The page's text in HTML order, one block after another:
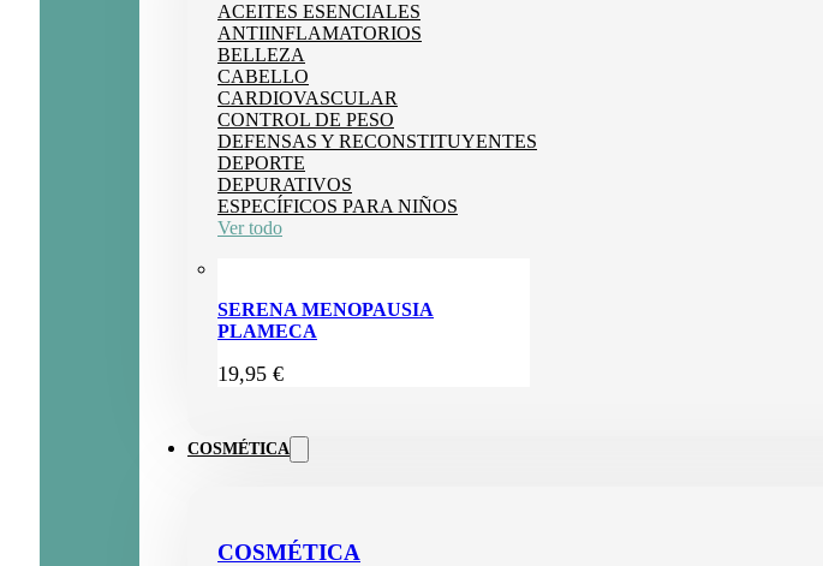
ACEITES ESENCIALES
ANTIINFLAMATORIOS
BELLEZA
CABELLO
CARDIOVASCULAR
CONTROL DE PESO
DEFENSAS Y RECONSTITUYENTES
DEPORTE
DEPURATIVOS
ESPECÍFICOS PARA NIÑOS
Ver todo
SERENA MENOPAUSIA
PLAMECA
19,95 €
COSMÉTICA
COSMÉTICA